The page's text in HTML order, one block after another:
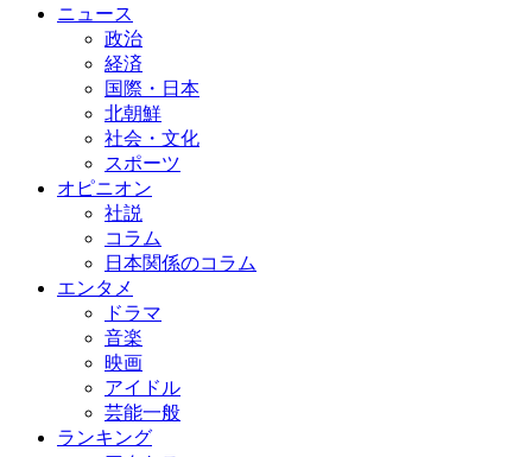
ニュース
政治
経済
国際・日本
北朝鮮
社会・文化
スポーツ
オピニオン
社説
コラム
日本関係のコラム
エンタメ
ドラマ
音楽
映画
アイドル
芸能一般
ランキング